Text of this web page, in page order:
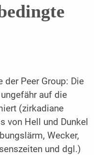
der Peer Group: Die
auf die
(zirkadiane
von Hell und Dunkel
Wecker,
und dgl.)